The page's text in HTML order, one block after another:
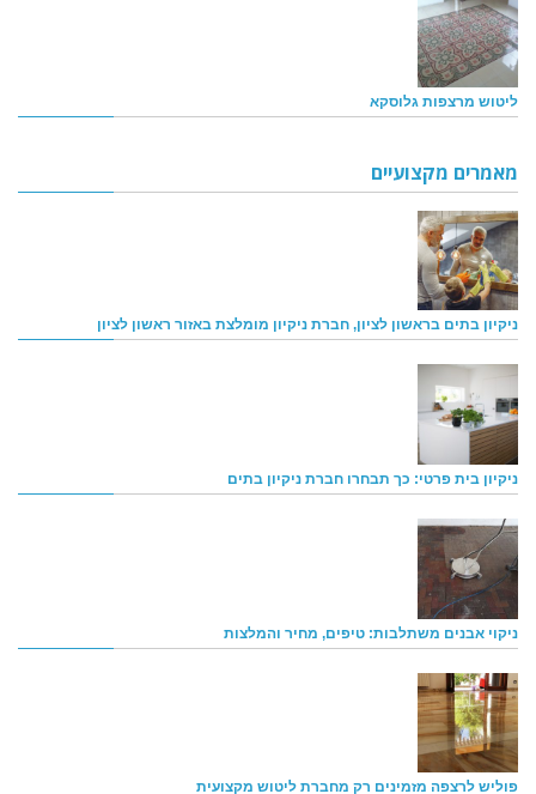
ליטוש מרצפות גלוסקא
מאמרים מקצועיים
ניקיון בתים בראשון לציון, חברת ניקיון מומלצת באזור ראשון לציון
ניקיון בית פרטי: כך תבחרו חברת ניקיון בתים
ניקוי אבנים משתלבות: טיפים, מחיר והמלצות
פוליש לרצפה מזמינים רק מחברת ליטוש מקצועית